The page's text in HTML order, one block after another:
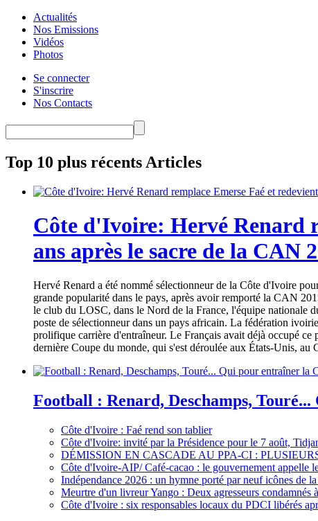
Actualités
Nos Emissions
Vidéos
Photos
Se connecter
S'inscrire
Nos Contacts
Top 10 plus récents Articles
Côte d'Ivoire: Hervé Renard
ans après le sacre de la CAN
Hervé Renard a été nommé sélectionneur de la Côte d'Ivoire
grande popularité dans le pays, après avoir remporté la CAN
le club du LOSC, dans le Nord de la France, l'équipe nationale
poste de sélectionneur dans un pays africain. La fédération
prolifique carrière d'entraîneur. Le Français avait déjà occupé
dernière Coupe du monde, qui s'est déroulée aux États-Unis,
Football : Renard, Deschamps,
Côte d'Ivoire : Faé rend son tablier
Côte d'Ivoire: invité par la Présidence pour le 7 août,
DÉMISSION EN CASCADE AU PPA-CI :
Côte d'Ivoire-AIP/ Café-cacao : le gouvernement appelle
Indépendance 2026 : un hymne porté par neuf icônes de
Meurtre d'un livreur Yango : Deux agresseurs condamnés
Côte d'Ivoire : six responsables locaux du PDCI libérés